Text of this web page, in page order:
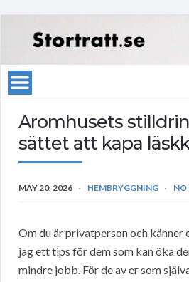
Aromhusets
sättet att kapa
MAY 20, 2026 HEMBRYGGNING NO
Om du är privatperson och känner
jag ett tips för dem som kan öka
mindre jobb. För de av er som